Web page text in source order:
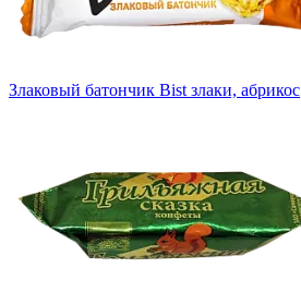
Злаковый батончик Bist злаки, абрикос